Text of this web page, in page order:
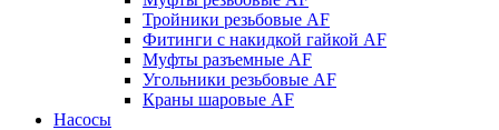
Тройники резьбовые AF
Фитинги с накидкой гайкой AF
Муфты разъемные AF
Угольники резьбовые AF
Краны шаровые AF
Насосы